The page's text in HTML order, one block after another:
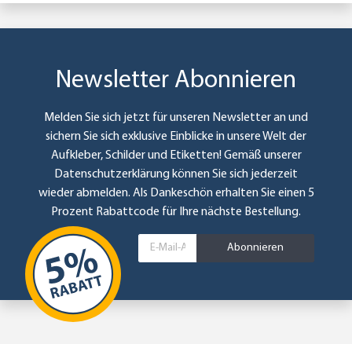
Newsletter Abonnieren
Melden Sie sich jetzt für unseren Newsletter an und
sichern Sie sich exklusive Einblicke in unsere Welt der
Aufkleber, Schilder und Etiketten! Gemäß unserer
Datenschutzerklärung können Sie sich jederzeit
wieder abmelden. Als Dankeschön erhalten Sie einen 5
Prozent Rabattcode für Ihre nächste Bestellung.
Abonnieren